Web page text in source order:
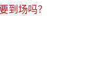
到场吗？